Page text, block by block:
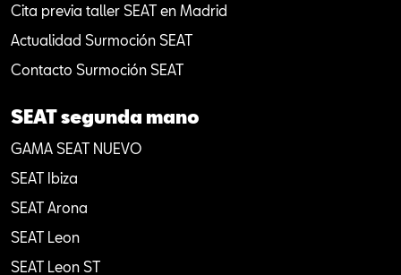
Cita previa taller SEAT en Madrid
Actualidad Surmoción SEAT
Contacto Surmoción SEAT
SEAT segunda mano
GAMA SEAT NUEVO
SEAT Ibiza
SEAT Arona
SEAT Leon
SEAT Leon ST